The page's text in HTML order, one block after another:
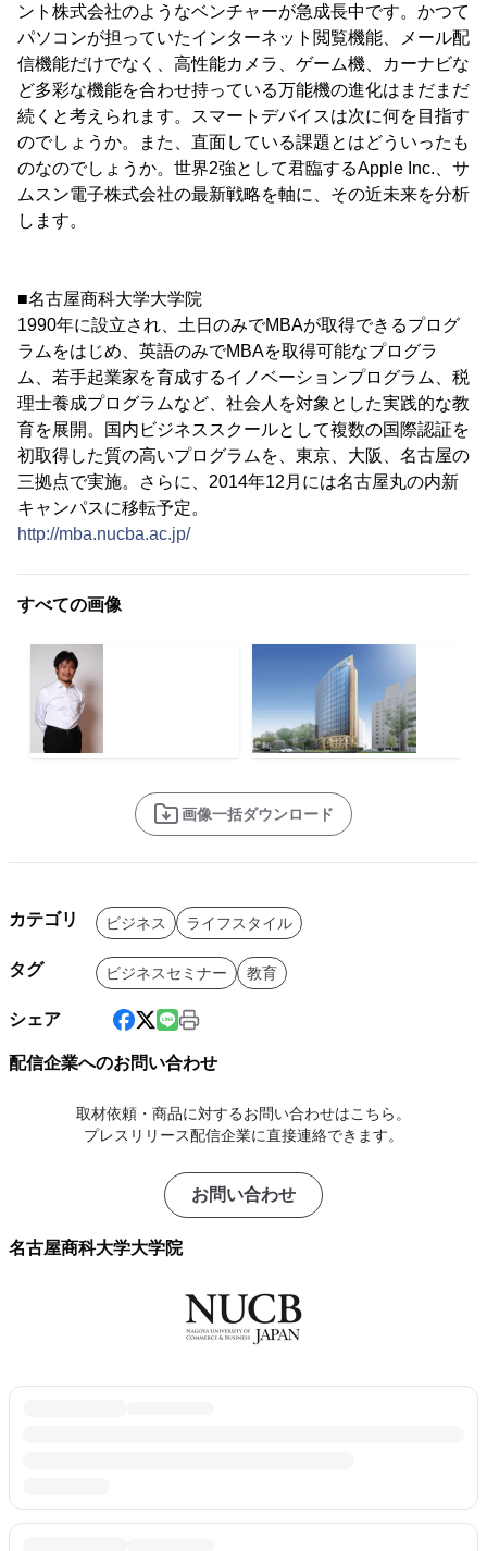
ント株式会社のようなベンチャーが急成長中です。かつて
パソコンが担っていたインターネット閲覧機能、メール配
信機能だけでなく、高性能カメラ、ゲーム機、カーナビな
ど多彩な機能を合わせ持っている万能機の進化はまだまだ
続くと考えられます。スマートデバイスは次に何を目指す
のでしょうか。また、直面している課題とはどういったも
のなのでしょうか。世界2強として君臨するApple Inc.、サ
ムスン電子株式会社の最新戦略を軸に、その近未来を分析
します。
■名古屋商科大学大学院
1990年に設立され、土日のみでMBAが取得できるプログ
ラムをはじめ、英語のみでMBAを取得可能なプログラ
ム、若手起業家を育成するイノベーションプログラム、税
理士養成プログラムなど、社会人を対象とした実践的な教
育を展開。国内ビジネススクールとして複数の国際認証を
初取得した質の高いプログラムを、東京、大阪、名古屋の
三拠点で実施。さらに、2014年12月には名古屋丸の内新
キャンパスに移転予定。
http://mba.nucba.ac.jp/
すべての画像
画像一括ダウンロード
カテゴリ ビジネス ライフスタイル
タグ ビジネスセミナー 教育
シェア
配信企業へのお問い合わせ
取材依頼・商品に対するお問い合わせはこちら。
プレスリリース配信企業に直接連絡できます。
お問い合わせ
名古屋商科大学大学院